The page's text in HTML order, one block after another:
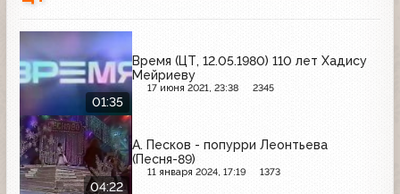
01:35
Время (ЦТ, 12.05.1980) 110 лет Хадису
Мейриеву
17 июня 2021, 23:38 2345
04:22
А. Песков - попурри Леонтьева
(Песня-89)
11 января 2024, 17:19 1373